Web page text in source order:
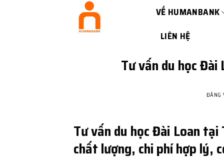
VỀ HUMANBANK
LIÊN HỆ
Tư vấn du học
ĐĂNG
Tư vấn du học Đài Loan
chất lượng, chi phí hợp lý,